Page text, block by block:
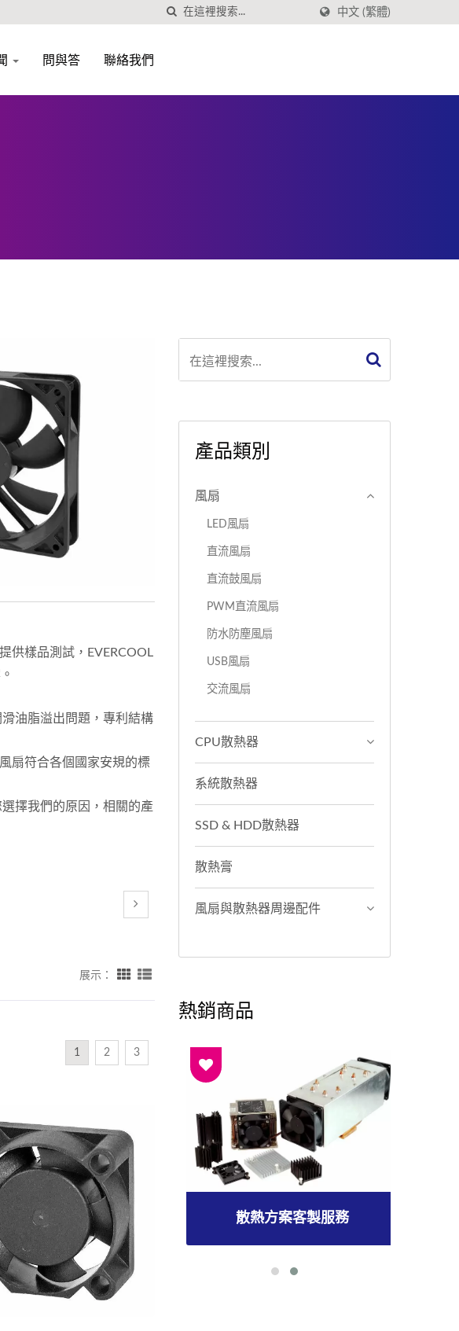
中文 (繁體)
問與答 聯絡我們
供樣品測試，EVERCOOL
油脂溢出問題，專利結構
扇符合各個國家安規的標
擇我們的原因，相關的產
展示：
1 2 3
產品類別
風扇
LED風扇
直流風扇
直流鼓風扇
PWM直流風扇
防水防塵風扇
USB風扇
交流風扇
CPU散熱器
系統散熱器
SSD & HDD散熱器
散熱膏
風扇與散熱器周邊配件
熱銷商品
直流風扇 散熱方案客製服務